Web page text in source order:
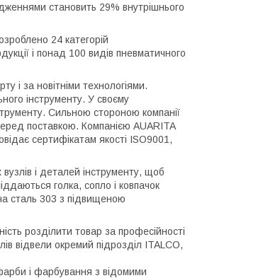
становить 29% внутрішнього
24 категорій
і понад 100 видів пневматичного
і за новітніми технологіями.
інструменту. У своєму
Сильною стороною компанії
поставкою. Компанією AUARITA
сертифікатам якості ISO9001,
і деталей інструменту, щоб
голка, сопло і ковпачок
сталь 303 з підвищеною
розділити товар за професійності
відвели окремий підрозділ ITALCO,
і фарбування з відомими